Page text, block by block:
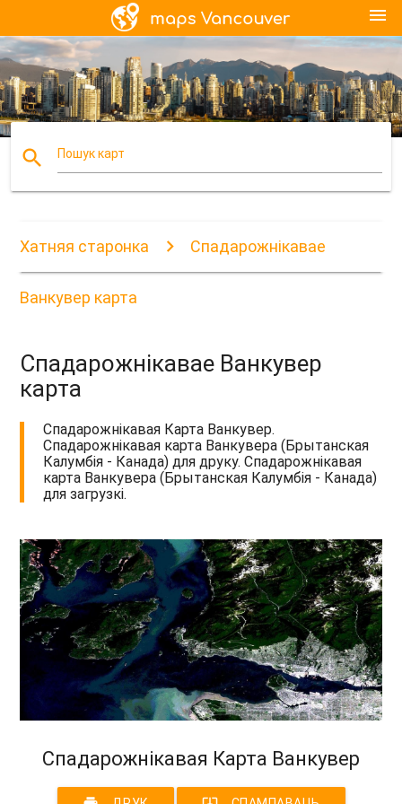
menu
search Пошук карт
Хатняя старонка Спадарожнікавае
Ванкувер карта
Спадарожнікавае Ванкувер
карта
Спадарожнікавая Карта Ванкувер.
Спадарожнікавая карта Ванкувера (Брытанская
Калумбія - Канада) для друку. Спадарожнікавая
карта Ванкувера (Брытанская Калумбія - Канада)
для загрузкі.
Спадарожнікавая Карта Ванкувер